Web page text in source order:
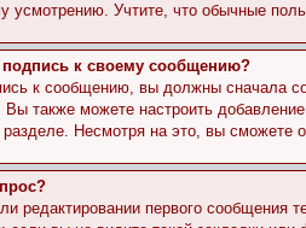
усмотрению. Учтите, что обычные
подпись к своему сообщению?
к сообщению, вы должны сначала
Вы также можете настроить
разделе. Несмотря на это, вы
редактировании первого сообщения